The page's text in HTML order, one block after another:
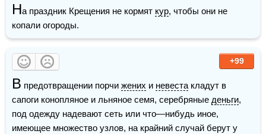
На праздник Крещения не кормят кур, чтобы они не
копали огороды.
+99
В предотвращении порчи жених и невеста кладут в
сапоги конопляное и льняное семя, серебряные деньги,
под одежду надевают сеть или что—нибудь иное,
имеющее множество узлов, на крайний случай берут у